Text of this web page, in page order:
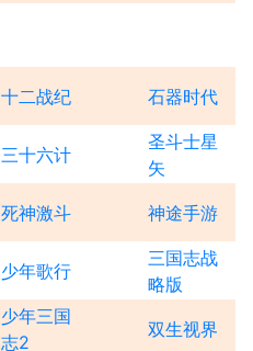
十二战纪 石器时代
三十六计
圣斗士星
矢
死神激斗 神途手游
少年歌行
三国志战
略版
少年三国
志2
双生视界